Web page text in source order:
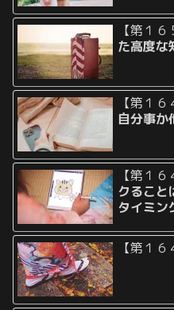
【第１
た高度な
【第１６
自分事か
【第１
クること
タイミン
【第１６